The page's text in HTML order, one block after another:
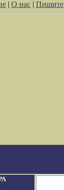
| О нас | Пишите